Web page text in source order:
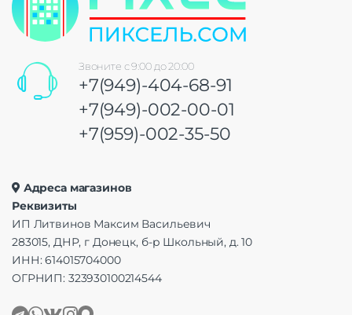
Звоните с 9:00 до 20:00
+7(949)-404-68-91
+7(949)-002-00-01
+7(959)-002-35-50
Адреса магазинов
Реквизиты
ИП Литвинов Максим Васильевич
283015, ДНР, г Донецк, б-р Школьный, д. 10
ИНН: 614015704000
ОГРНИП: 323930100214544